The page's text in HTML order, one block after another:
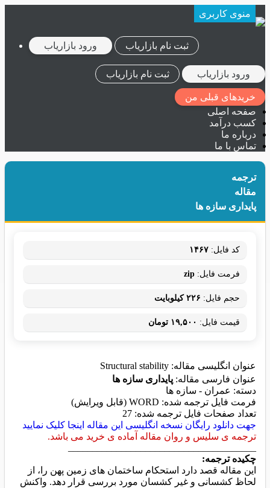
منوی کاربری
ورود بازاریاب ثبت نام بازاریاب
ورود بازاریاب ثبت نام بازاریاب
خریدهای قبلی من
صفحه اصلی
کسب درآمد
درباره ما
تماس با ما
ترجمه
مقاله
پایداری سازه ها
کد فایل:۱۴۶۷
فرمت فایل:zip
حجم فایل:۲۲۶ کیلوبایت
قیمت فایل:۱۹,۵۰۰ تومان
عنوان انگلیسی مقاله: Structural stability
عنوان فارسی مقاله:پایداری سازه ها
دسته: عمران - سازه ها
فرمت فایل ترجمه شده: WORD (قابل ویرایش)
تعداد صفحات فایل ترجمه شده: 27
جهت دانلود رایگان نسخه انگلیسی این مقاله اینجا کلیک نمایید
ترجمه ی سلیس و روان مقاله آماده ی خرید می باشد.
چکیده ترجمه:
این مقاله قصد دارد استحکام ساختمان های زمین پهن را، از
لحاظ کشسانی و غیر کشسان مورد بررسی قرار دهد. واکنش